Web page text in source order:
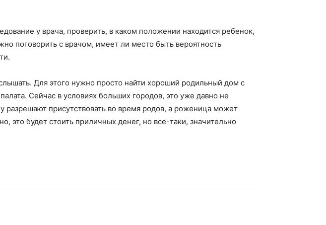
у врача, проверить, в каком положении находится ребенок,
поговорить с врачом, имеет ли место быть вероятность
Для этого нужно просто найти хороший родильный дом с
Сейчас в условиях больших городов, это уже давно не
присутствовать во время родов, а роженица может
это будет стоить приличных денег, но все-таки, значительно